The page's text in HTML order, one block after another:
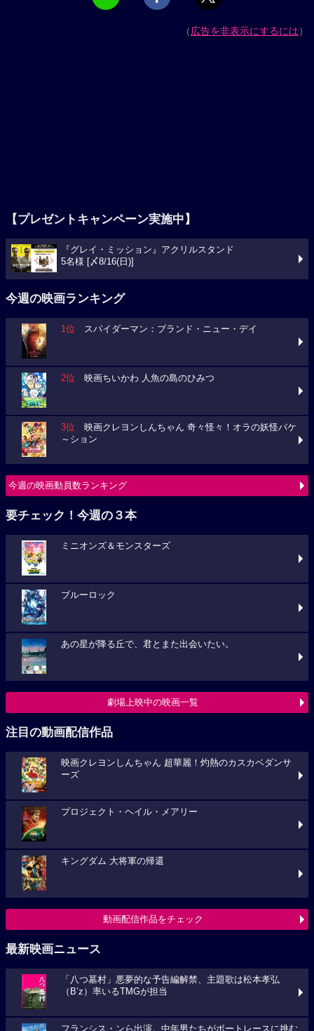
（広告を非表示にするには）
【プレゼントキャンペーン実施中】
『グレイ・ミッション』アクリルスタンド
5名様 [〆8/16(日)]
今週の映画ランキング
1位 スパイダーマン：ブランド・ニュー・デイ
2位 映画ちいかわ 人魚の島のひみつ
3位 映画クレヨンしんちゃん 奇々怪々！オラの妖怪バケ
～ション
今週の映画動員数ランキング
要チェック！今週の３本
ミニオンズ＆モンスターズ
ブルーロック
あの星が降る丘で、君とまた出会いたい。
劇場上映中の映画一覧
注目の動画配信作品
映画クレヨンしんちゃん 超華麗！灼熱のカスカベダンサ
ーズ
プロジェクト・ヘイル・メアリー
キングダム 大将軍の帰還
動画配信作品をチェック
最新映画ニュース
「八つ墓村」悪夢的な予告編解禁、主題歌は松本孝弘
（B’z）率いるTMGが担当